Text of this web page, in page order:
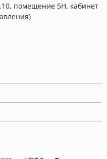
помещение 5Н, кабинет